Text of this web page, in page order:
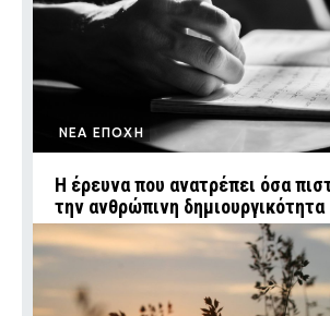
ΝΕΑ ΕΠΟΧΗ
Η έρευνα που ανατρέπει όσα
την ανθρώπινη δημιουργικότητα